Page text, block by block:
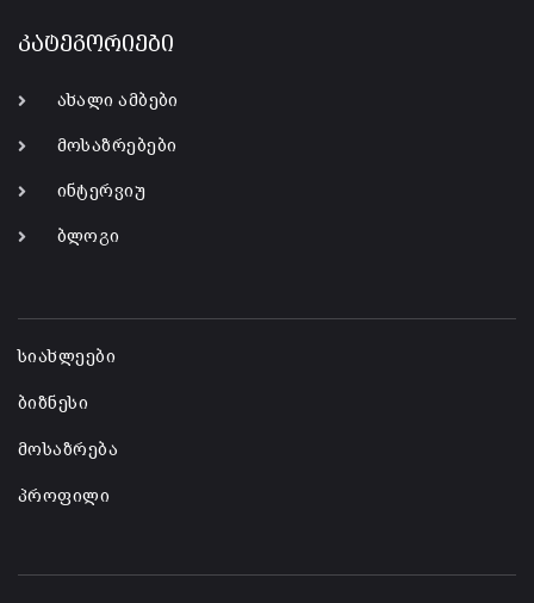
კატეგორიები
ახალი ამბები
მოსაზრებები
ინტერვიუ
ბლოგი
სიახლეები
ბიზნესი
მოსაზრება
პროფილი